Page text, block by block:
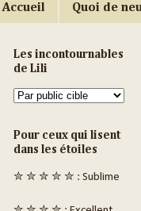
Accueil Quoi de
Les incontournables
de Lili
Pour ceux qui lisent
dans les étoiles
✮ ✮ ✮ ✮ ✮ : Sublime